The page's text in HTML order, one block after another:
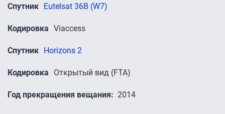
Спутник Eutelsat 36B (W7)
Кодировка Viaccess
Спутник Horizons 2
Кодировка Открытый вид (FTA)
Год прекращения вещания 2014